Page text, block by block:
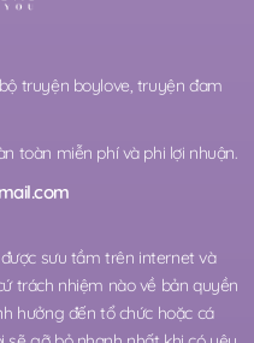
truyện boylove, truyện đam
toàn miễn phí và phi lợi nhuận.
sưu tầm trên internet và
trách nhiệm nào về bản quyền
hưởng đến tổ chức hoặc cá